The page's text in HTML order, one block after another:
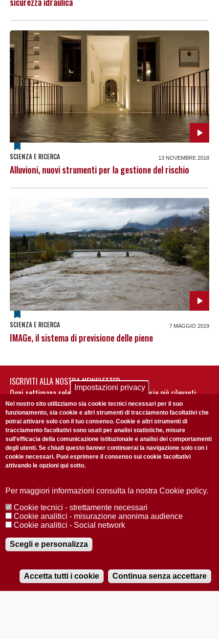
Audio
SCIENZA E RICERCA 13 NOVEMBRE 2018
Alluvioni, nuovi strumenti per la gestione del rischio
SCIENZA E RICERCA 7 MAGGIO 2019
IMAGe, il sistema di previsione delle piene
ISCRIVITI ALLA NOSTRA NEWSLETTER
Ogni settimana selezioniamo per te nostre storie più rilevanti:
non perderti gli aggiornamenti della nostra newsletter
Accetto laPrivacy Policy
Redazione Copyright Privacy
Area stampa
© 2025 Università di Padova
Registrazione presso il Tribunale di Padova n. 2097/2012 del 18 giugno
2012
Impostazioni privacy
Nel nostro sito utilizziamo sia cookie tecnici necessari per il suo
funzionamento, sia cookie e altri strumenti di tracciamento facoltativi che
potrai attivare solo con il tuo consenso. Cookie e altri strumenti di
tracciamento facoltativi sono usati per analisi statistiche, misure
sull'efficacia della comunicazione istituzionale e analisi dei comportamenti
degli utenti. Se chiudi questo banner continuerai la navigazione solo con i
cookie necessari. Puoi esprimere il consenso sui cookie facoltativi
attivando le opzioni qui sotto.
Per maggiori informazioni consulta la nostra Cookie policy.
Cookie tecnici - strettamente necessari
Cookie analitici - misurazione anonima audience
Cookie analitici - Social network
Scegli e personalizza
Accetta tutti i cookie Continua senza accettare